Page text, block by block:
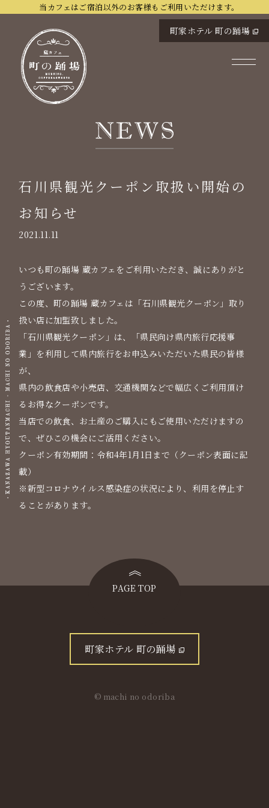
当カフェはご宿泊以外のお客様もご利用いただけます。
町家ホテル 町の踊場
石川県観光クーポン取扱い開始の
お知らせ
2021.11.11
いつも町の踊場 蔵カフェをご利用いただき、誠にありがと
うございます。
この度、町の踊場 蔵カフェは「石川県観光クーポン」取り
扱い店に加盟致しました。
「石川県観光クーポン」は、「県民向け県内旅行応援事
業」を利用して県内旅行をお申込みいただいた県民の皆様
が、
県内の飲食店や小売店、交通機関などで幅広くご利用頂け
るお得なクーポンです。
当店での飲食、お土産のご購入にもご使用いただけますの
で、ぜひこの機会にご活用ください。
クーポン有効期間：令和4年1月1日まで（クーポン表面に記
載）
※新型コロナウイルス感染症の状況により、利用を停止す
ることがあります。
PAGE TOP
町家ホテル 町の踊場
© machi no odoriba